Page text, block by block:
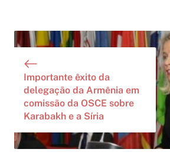
Importante êxito da
delegação da Armênia em
comissão da OSCE sobre
Karabakh e a Síria